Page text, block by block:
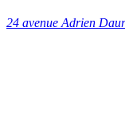
24 avenue Adrien